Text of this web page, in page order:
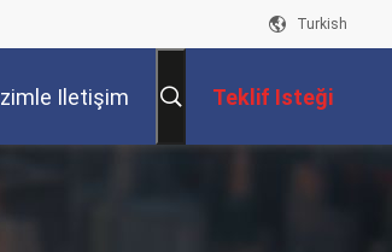
Turkish
Iletişim Teklif Isteği